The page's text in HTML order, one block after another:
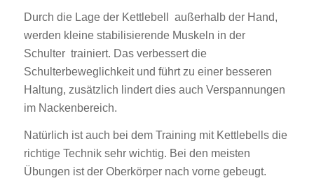
Durch die Lage der Kettlebell außerhalb der Hand,
werden kleine stabilisierende Muskeln in der
Schulter trainiert. Das verbessert die
Schulterbeweglichkeit und führt zu einer besseren
Haltung, zusätzlich lindert dies auch Verspannungen
im Nackenbereich.
Natürlich ist auch bei dem Training mit Kettlebells die
richtige Technik sehr wichtig. Bei den meisten
Übungen ist der Oberkörper nach vorne gebeugt.